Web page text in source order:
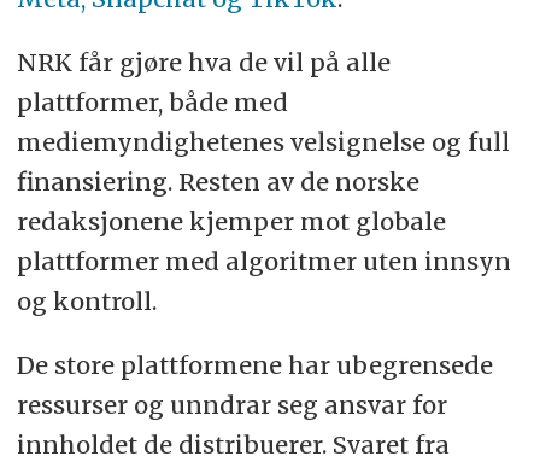
NRK får gjøre hva de vil på alle
plattformer, både med
mediemyndighetenes velsignelse og full
finansiering. Resten av de norske
redaksjonene kjemper mot globale
plattformer med algoritmer uten innsyn
og kontroll.
De store plattformene har ubegrensede
ressurser og unndrar seg ansvar for
innholdet de distribuerer. Svaret fra